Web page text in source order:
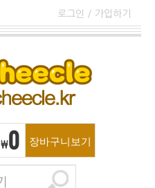
로그인 / 가입하기
₩0 장바구니보기